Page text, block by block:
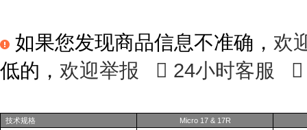
如果您发现商品信息不准确， 欢
低的， 欢迎举报  24小时客服 
技术规格
Micro 17 & 17R